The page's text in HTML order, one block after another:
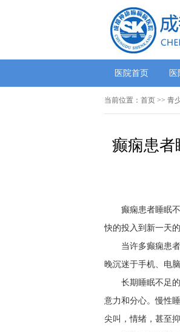
医院首页
当前位置： 首页 >> 青
癫痫患者
癫痫患者睡眠
快的投入到新一天
当许多癫痫患
晚沉迷于手机、电
长期睡眠不足
意力和分心。慢性
尖叫，情绪，甚至抑